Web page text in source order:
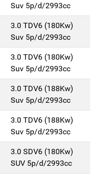
Suv 5p/d/2993cc
3.0 TDV6 (180Kw)
Suv 5p/d/2993cc
3.0 TDV6 (180Kw)
Suv 5p/d/2993cc
3.0 TDV6 (188Kw)
Suv 5p/d/2993cc
3.0 TDV6 (188Kw)
Suv 5p/d/2993cc
3.0 SDV6 (180Kw)
SUV 5p/d/2993cc